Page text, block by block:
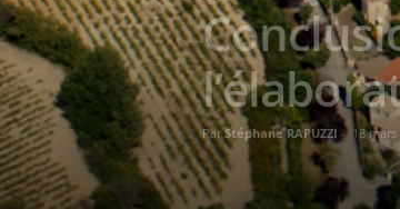
Par Stéphane RAPUZZI - 18 mars